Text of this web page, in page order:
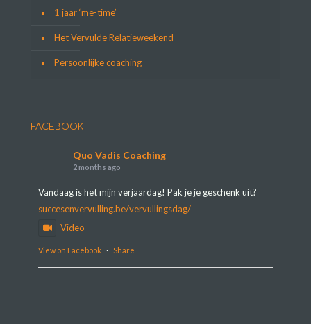
1 jaar ‘me-time’
Het Vervulde Relatieweekend
Persoonlijke coaching
FACEBOOK
Quo Vadis Coaching
2 months ago
Vandaag is het mijn verjaardag! Pak je je geschenk uit?
succesenvervulling.be/vervullingsdag/
Video
View on Facebook · Share